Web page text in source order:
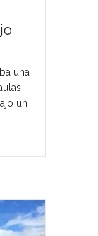
una
un